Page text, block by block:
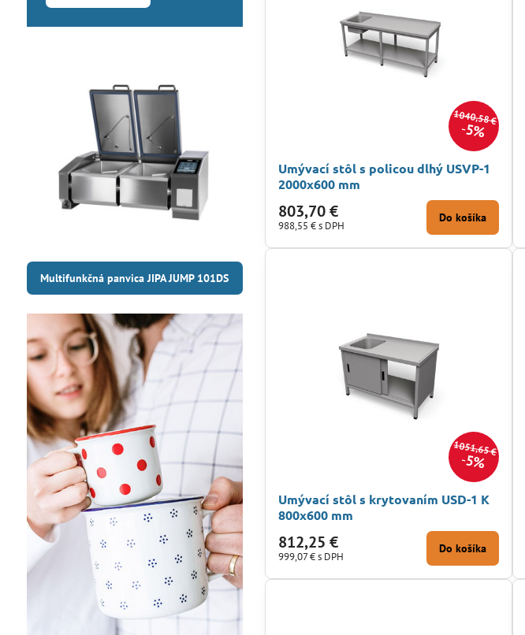
1040,58 €
5%
Umývací stôl s policou dlhý USVP-1
2000x600 mm
803,70 €
988,55 €s DPH
Do košíka
1051,65 €
5%
Umývací stôl s krytovaním USD-1 K
800x600 mm
812,25 €
999,07 €s DPH
Do košíka
Multifunkčná panvica JIPA JUMP 101DS